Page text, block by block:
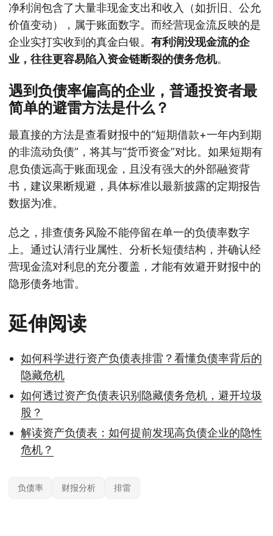
净利润包含了大量非现金支出和收入（如折旧、公允
价值变动），属于账面数字。而经营现金流反映的是
企业实打实收到的真金白银。 有利润没现金流的企
业，往往更容易陷入资金链断裂的债务危机。
遇到负债率偏高的企业，普通投资者最
简单的避雷方法是什么？
最直接的方法是查看财报中的“短期借款+一年内到期
的非流动负债”，将其与“货币资金”对比。如果短期有
息负债远高于账面现金，且没有强大的外部融资背
书，建议果断规避，具体标准以最新披露的定期报告
数据为准。
总之，排查债务风险不能停留在单一的负债率数字
上。通过认清行业属性、分析长短债结构，并确认经
营现金流对利息的充分覆盖，才能有效避开财报中的
隐形债务地雷。
延伸阅读
如何科学进行资产负债表排雷？看懂负债率背后的
隐藏危机
如何透过资产负债表识别隐藏债务危机，避开垃圾
股？
解读资产负债表：如何提前发现高负债企业的隐性
危机？
负债率 财报分析 排雷